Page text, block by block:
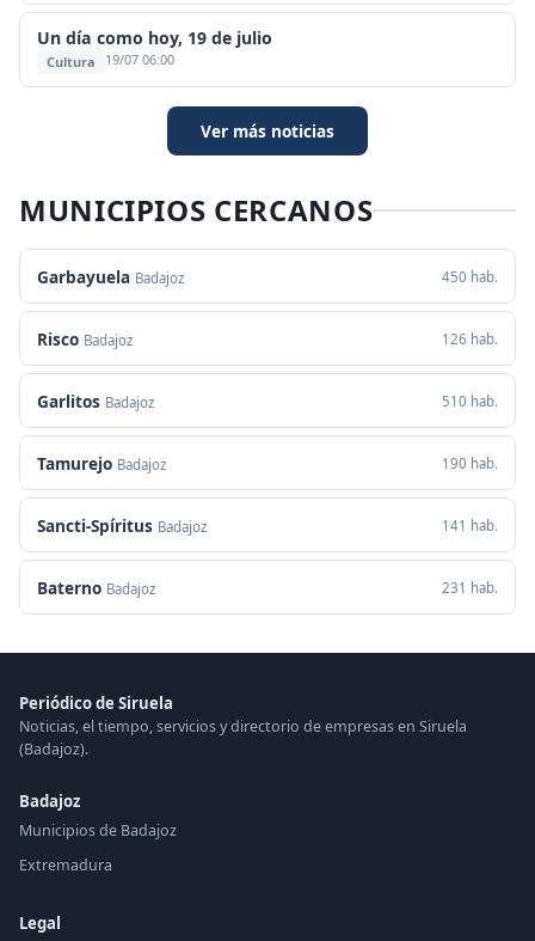
Un día como hoy, 19 de julio
Cultura 19/07 06:00
Ver más noticias
MUNICIPIOS CERCANOS
Garbayuela Badajoz 450 hab.
Risco Badajoz 126 hab.
Garlitos Badajoz 510 hab.
Tamurejo Badajoz 190 hab.
Sancti-Spíritus Badajoz 141 hab.
Baterno Badajoz 231 hab.
Periódico de Siruela
Noticias, el tiempo, servicios y directorio de empresas en Siruela
(Badajoz).
Badajoz
Municipios de Badajoz
Extremadura
Legal